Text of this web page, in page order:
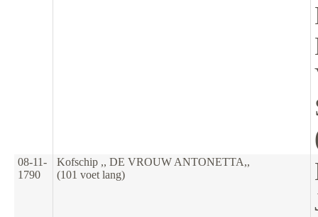
08-11-
1790
Kofschip ,, DE VROUW ANTONETTA,,
(101 voet lang)